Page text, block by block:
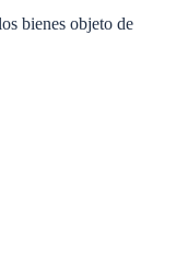
bienes objeto de